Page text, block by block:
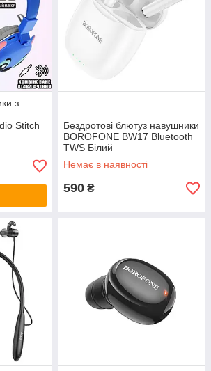
з
Stitch
з
Бездротові блютуз навушники
BOROFONE BW17 Bluetooth
TWS Білий
Немає в наявності
590 ₴